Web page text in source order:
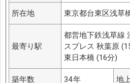
所在地 東京都台東区浅草
最寄り駅
都営地下鉄浅草線
スプレス 秋葉原
東日本橋 (16分)
築年数 34年 地